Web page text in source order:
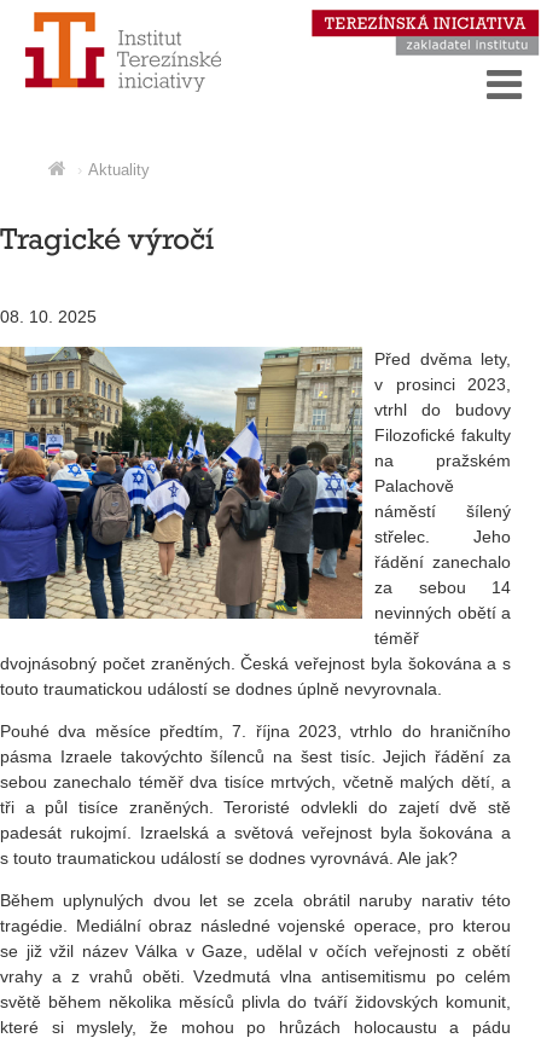
Aktuality
Tragické výročí
08. 10. 2025
Před dvěma lety,
v prosinci 2023,
vtrhl do budovy
Filozofické fakulty
na pražském
Palachově
náměstí šílený
střelec. Jeho
řádění zanechalo
za sebou 14
nevinných obětí a
téměř
dvojnásobný počet zraněných. Česká veřejnost byla šokována a s
touto traumatickou událostí se dodnes úplně nevyrovnala.
Pouhé dva měsíce předtím, 7. října 2023, vtrhlo do hraničního
pásma Izraele takovýchto šílenců na šest tisíc. Jejich řádění za
sebou zanechalo téměř dva tisíce mrtvých, včetně malých dětí, a
tři a půl tisíce zraněných. Teroristé odvlekli do zajetí dvě stě
padesát rukojmí. Izraelská a světová veřejnost byla šokována a
s touto traumatickou událostí se dodnes vyrovnává. Ale jak?
Během uplynulých dvou let se zcela obrátil naruby narativ této
tragédie. Mediální obraz následné vojenské operace, pro kterou
se již vžil název Válka v Gaze, udělal v očích veřejnosti z obětí
vrahy a z vrahů oběti. Vzedmutá vlna antisemitismu po celém
světě během několika měsíců plivla do tváří židovských komunit,
které si myslely, že mohou po hrůzách holocaustu a pádu